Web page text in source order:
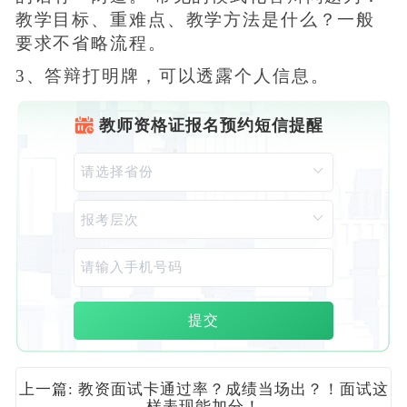
教学目标、重难点、教学方法是什么？一般
要求不省略流程。
3、答辩打明牌，可以透露个人信息。
教师资格证报名预约短信提醒
提交
上一篇: 教资面试卡通过率？成绩当场出？！面试这